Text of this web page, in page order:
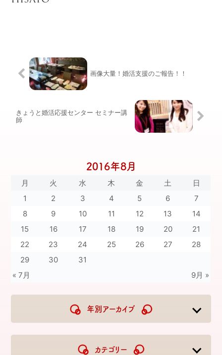
画像大量！婚活支援のご報告！！
きょうと婚活応援センター セミナー講
師
2016年8月
月 火 水 木 金 土 日
« 7月 9月 »
1 2 3 4 5 6
7
8
9 10 11 12 13
14
15
16 17 18 19 20
21
22
23 24 25 26 27
28
29
30 31
年別アーカイブ
2023
カテゴリー